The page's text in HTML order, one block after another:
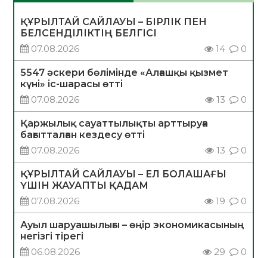
ҚҰРЫЛТАЙ САЙЛАУЫ – БІРЛІК ПЕН
БЕЛСЕНДІЛІКТІҢ БЕЛГІСІ
07.08.2026
14 0
5547 әскери бөлімінде «Алғашқы қызмет
күні» іс-шарасы өтті
07.08.2026
13 0
Қаржылық сауаттылықты арттыруға
бағытталған кездесу өтті
07.08.2026
13 0
ҚҰРЫЛТАЙ САЙЛАУЫ – ЕЛ БОЛАШАҒЫ
ҮШІН ЖАУАПТЫ ҚАДАМ
07.08.2026
19 0
Ауыл шаруашылығы – өңір экономикасының
негізгі тірегі
06.08.2026
29 0